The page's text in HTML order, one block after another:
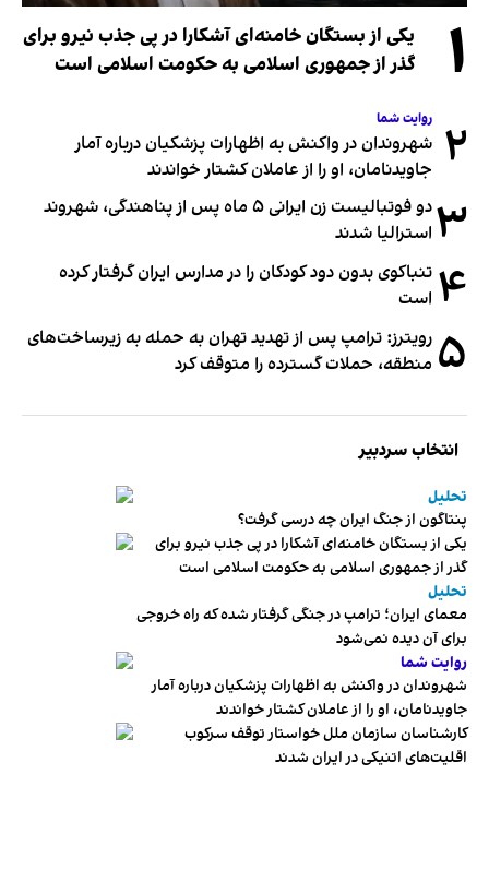
۱
یکی از بستگان خامنه‌ای آشکارا در پی جذب نیرو برای
گذر از جمهوری اسلامی به حکومت اسلامی است
۲ روایت شما
شهروندان در واکنش به اظهارات پزشکیان درباره آمار
جاویدنامان، او را از عاملان کشتار خواندند
۳
دو فوتبالیست زن ایرانی ۵ ماه پس از پناهندگی، شهروند
استرالیا شدند
۴ تنباکوی بدون دود کودکان را در مدارس ایران گرفتار کرده
است
۵ رویترز: ترامپ پس از تهدید تهران به حمله به زیرساخت‌های
منطقه، حملات گسترده را متوقف کرد
انتخاب سردبیر
تحلیل
پنتاگون از جنگ ایران چه درسی گرفت؟
یکی از بستگان خامنه‌ای آشکارا در پی جذب نیرو برای
گذر از جمهوری اسلامی به حکومت اسلامی است
تحلیل
معمای ایران؛ ترامپ در جنگی گرفتار شده که راه خروجی
برای آن دیده نمی‌شود
روایت شما
شهروندان در واکنش به اظهارات پزشکیان درباره آمار
جاویدنامان، او را از عاملان کشتار خواندند
کارشناسان سازمان ملل خواستار توقف سرکوب
اقلیت‌های اتنیکی در ایران شدند